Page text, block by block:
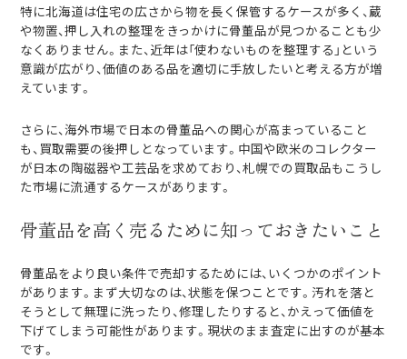
特に北海道は住宅の広さから物を長く保管するケースが多く、蔵
や物置、押し入れの整理をきっかけに骨董品が見つかることも少
なくありません。また、近年は「使わないものを整理する」という
意識が広がり、価値のある品を適切に手放したいと考える方が増
えています。
さらに、海外市場で日本の骨董品への関心が高まっていること
も、買取需要の後押しとなっています。中国や欧米のコレクター
が日本の陶磁器や工芸品を求めており、札幌での買取品もこうし
た市場に流通するケースがあります。
骨董品を高く売るために知っておきたいこと
骨董品をより良い条件で売却するためには、いくつかのポイント
があります。まず大切なのは、状態を保つことです。汚れを落と
そうとして無理に洗ったり、修理したりすると、かえって価値を
下げてしまう可能性があります。現状のまま査定に出すのが基本
です。